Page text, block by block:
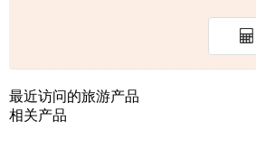
最近访问的旅游产品
相关产品